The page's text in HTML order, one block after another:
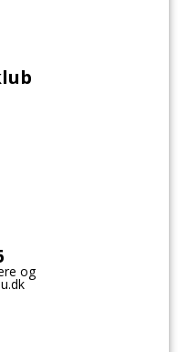
og